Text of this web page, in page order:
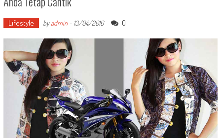
Lifestyle byadmin- 13/04/2016 0